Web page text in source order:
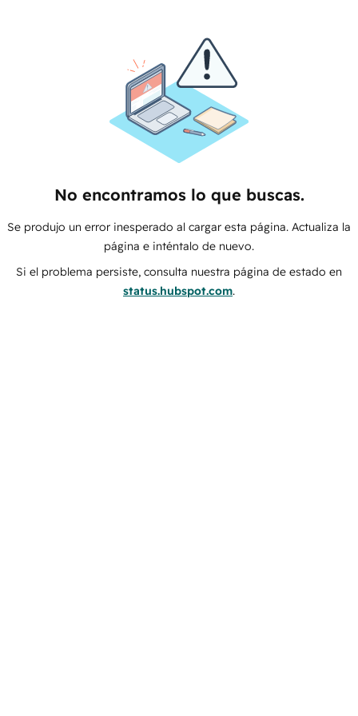
No encontramos lo que buscas.
Se produjo un error inesperado al cargar esta página. Actualiza la
página e inténtalo de nuevo.
Si el problema persiste, consulta nuestra página de estado en
status.hubspot.com.